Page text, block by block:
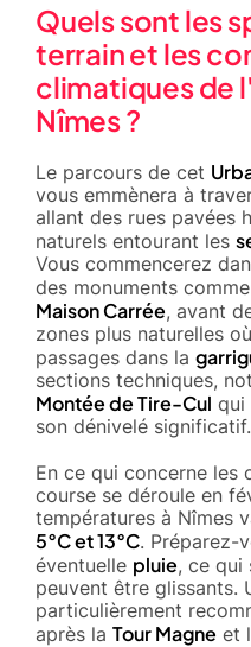
Quels sont les
terrain et les
climatiques de
Nîmes ?
Le parcours de cet
vous emmènera à
allant des rues pavées
naturels entourant les
Vous commencerez
des monuments
Maison Carrée, avant
zones plus naturelles
passages dans la
sections techniques,
Montée de Tire-Cul qui
son dénivelé significatif.
En ce qui concerne les
course se déroule en
températures à Nîmes
5°C et 13°C. Préparez-
éventuelle pluie, ce qui
peuvent être glissants.
particulièrement
après la Tour Magne et